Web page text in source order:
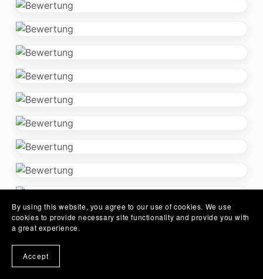
By using this website, you agree to our use of cookies. We use
cookies to provide necessary site functionality and provide you with
a great experience.
Accept